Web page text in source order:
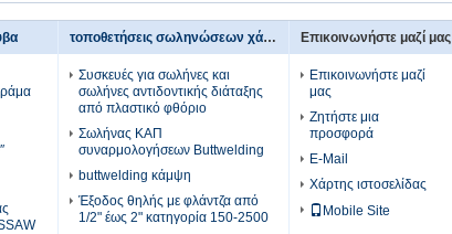
τοποθετήσεις σωληνώσεων χάλυβα
Συσκευές για σωλήνες και
σωλήνες αντιδοντικής διάταξης
από πλαστικό φθόριο
Σωλήνας ΚΑΠ
συναρμολογήσεων Buttwelding
buttwelding κάμψη
Έξοδος θηλής με φλάντζα από
1/2" έως 2" κατηγορία 150-2500
Επικοινωνήστε μαζί μας
Επικοινωνήστε μαζί
μας
Ζητήστε μια
προσφορά
E-Mail
Χάρτης ιστοσελίδας
Mobile Site